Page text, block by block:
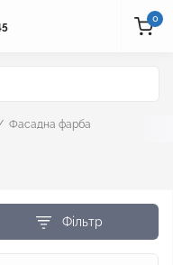
0
Фасадна фарба
Фільтр